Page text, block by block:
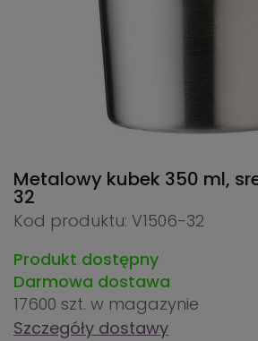
Metalowy kubek 350 ml,
32
Kod produktu: V1506-32
Produkt dostępny
Darmowa dostawa
17600 szt. w magazynie
Szczegóły dostawy